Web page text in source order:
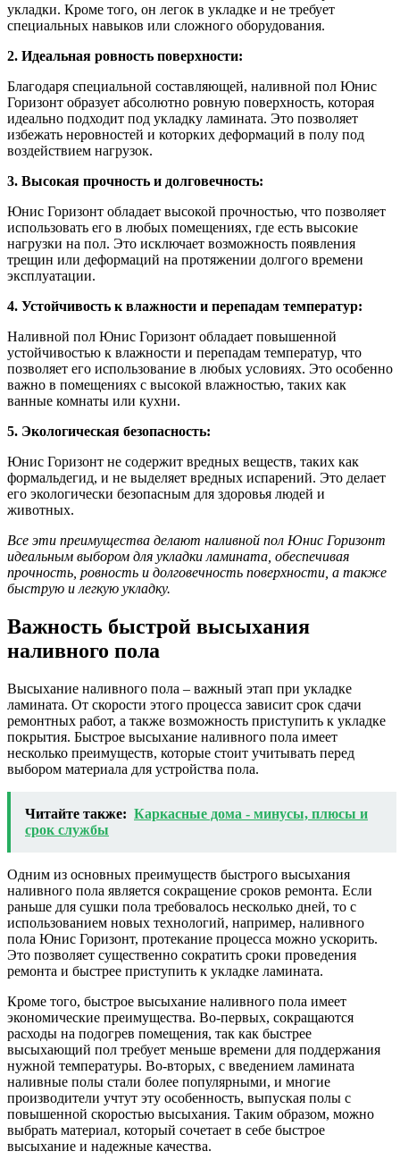
укладки. Кроме того, он легок в укладке и не требует
специальных навыков или сложного оборудования.
2. Идеальная ровность поверхности:
Благодаря специальной составляющей, наливной пол Юнис
Горизонт образует абсолютно ровную поверхность, которая
идеально подходит под укладку ламината. Это позволяет
избежать неровностей и которких деформаций в полу под
воздействием нагрузок.
3. Высокая прочность и долговечность:
Юнис Горизонт обладает высокой прочностью, что позволяет
использовать его в любых помещениях, где есть высокие
нагрузки на пол. Это исключает возможность появления
трещин или деформаций на протяжении долгого времени
эксплуатации.
4. Устойчивость к влажности и перепадам температур:
Наливной пол Юнис Горизонт обладает повышенной
устойчивостью к влажности и перепадам температур, что
позволяет его использование в любых условиях. Это особенно
важно в помещениях с высокой влажностью, таких как
ванные комнаты или кухни.
5. Экологическая безопасность:
Юнис Горизонт не содержит вредных веществ, таких как
формальдегид, и не выделяет вредных испарений. Это делает
его экологически безопасным для здоровья людей и
животных.
Все эти преимущества делают наливной пол Юнис Горизонт
идеальным выбором для укладки ламината, обеспечивая
прочность, ровность и долговечность поверхности, а также
быструю и легкую укладку.
Важность быстрой высыхания
наливного пола
Высыхание наливного пола – важный этап при укладке
ламината. От скорости этого процесса зависит срок сдачи
ремонтных работ, а также возможность приступить к укладке
покрытия. Быстрое высыхание наливного пола имеет
несколько преимуществ, которые стоит учитывать перед
выбором материала для устройства пола.
Читайте также: Каркасные дома - минусы, плюсы и
срок службы
Одним из основных преимуществ быстрого высыхания
наливного пола является сокращение сроков ремонта. Если
раньше для сушки пола требовалось несколько дней, то с
использованием новых технологий, например, наливного
пола Юнис Горизонт, протекание процесса можно ускорить.
Это позволяет существенно сократить сроки проведения
ремонта и быстрее приступить к укладке ламината.
Кроме того, быстрое высыхание наливного пола имеет
экономические преимущества. Во-первых, сокращаются
расходы на подогрев помещения, так как быстрее
высыхающий пол требует меньше времени для поддержания
нужной температуры. Во-вторых, с введением ламината
наливные полы стали более популярными, и многие
производители учтут эту особенность, выпуская полы с
повышенной скоростью высыхания. Таким образом, можно
выбрать материал, который сочетает в себе быстрое
высыхание и надежные качества.